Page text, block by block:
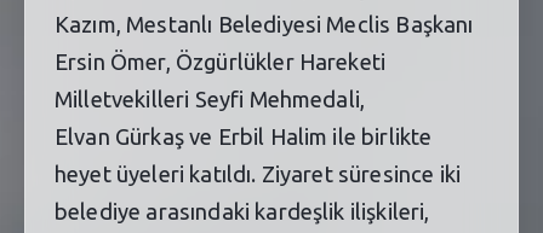
Kazım, Mestanlı Belediyesi Meclis Başkanı
Ersin Ömer, Özgürlükler Hareketi
Milletvekilleri Seyfi Mehmedali,
Elvan Gürkaş ve Erbil Halim ile birlikte
heyet üyeleri katıldı. Ziyaret süresince iki
belediye arasındaki kardeşlik ilişkileri,